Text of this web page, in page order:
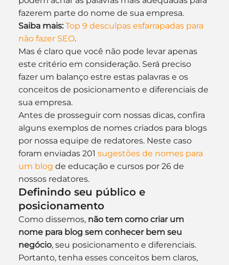
fazerem parte do nome de sua empresa.
Saiba mais: Top 9 desculpas esfarrapadas para
não fazer SEO.
Mas é claro que você não pode levar apenas
este critério em consideração. Será preciso
fazer um balanço estre estas palavras e os
conceitos de posicionamento e diferenciais de
sua empresa.
Antes de prosseguir com nossas dicas, confira
alguns exemplos de nomes criados para blogs
por nossa equipe de redatores. Neste caso
foram enviadas 201 sugestões de nomes para
um blog de educação e cursos por 26 de
nossos redatores.
Definindo seu público e
posicionamento
Como dissemos, não tem como criar um
nome para blog sem conhecer bem seu
negócio, seu posicionamento e diferenciais.
Portanto, tenha esses conceitos bem claros,